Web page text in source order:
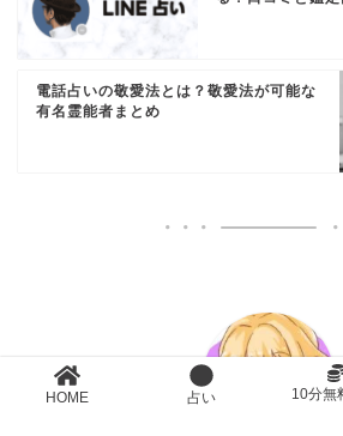
電話占いの敬愛法とは？敬愛法が可能な
有名霊能者まとめ
HOME 占い 10分無